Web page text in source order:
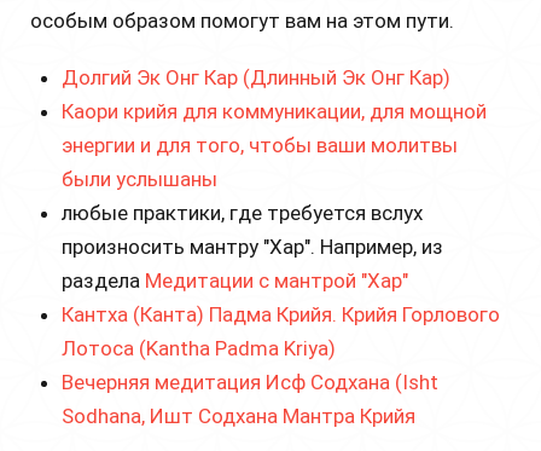
особым образом помогут вам на этом пути.
Долгий Эк Онг Кар (Длинный Эк Онг Кар)
Каори крийя для коммуникации, для мощной
энергии и для того, чтобы ваши молитвы
были услышаны
любые практики, где требуется вслух
произносить мантру "Хар". Например, из
раздела Медитации с мантрой "Хар"
Кантха (Канта) Падма Крийя. Крийя Горлового
Лотоса (Kantha Padma Kriya)
Вечерняя медитация Исф Содхана (Isht
Sodhana, Ишт Содхана Мантра Крийя